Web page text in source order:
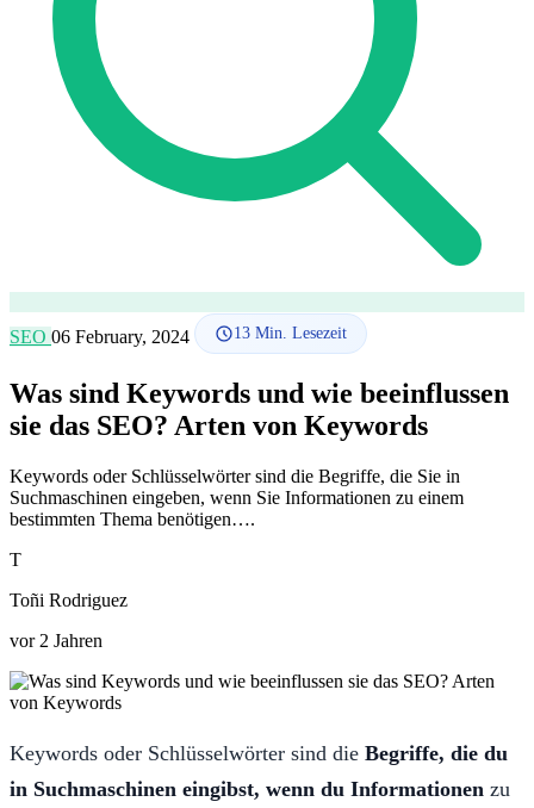
So funktioniert es
Sprache
🇪🇸 ES
🇬🇧 EN 🇮🇹 IT
SEO 06 February, 2024 13 Min. Lesezeit
Was sind Keywords und wie beeinflussen
sie das SEO? Arten von Keywords
Keywords oder Schlüsselwörter sind die Begriffe, die Sie in
Suchmaschinen eingeben, wenn Sie Informationen zu einem
bestimmten Thema benötigen….
T
Toñi Rodriguez
vor 2 Jahren
Keywords oder Schlüsselwörter sind die Begriffe, die du
in Suchmaschinen eingibst, wenn du Informationen zu